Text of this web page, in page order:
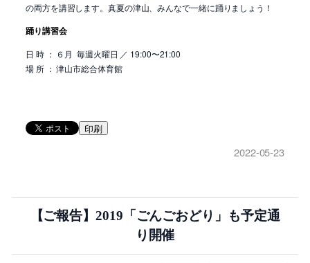
の両方を講習します。真夏の津山、みんなで一緒に踊りましょう！
踊り講習会
日 時 ： ６月 毎週火曜日 ／ 19:00〜21:00
場 所 ： 津山市総合体育館
印刷
2022-05-23
【ご報告】2019「ごんごおどり」も予定通
り開催